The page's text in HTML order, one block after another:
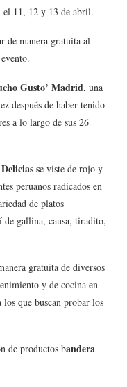
el 11, 12 y 13 de abril.
de manera gratuita al
Gusto’ Madrid, una
después de haber tenido
a lo largo de sus 26
se viste de rojo y
peruanos radicados en
de platos
de gallina, causa, tiradito,
gratuita de diversos
y de cocina en
que buscan probar los
de productos bandera